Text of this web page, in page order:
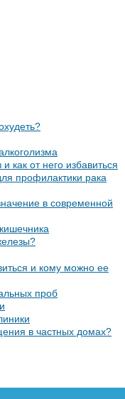
как от него избавиться
профилактики рака
в современной
и кому можно ее
проб
в частных домах?